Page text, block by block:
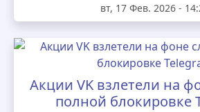
вт, 17 Фев. 2026 -
Акции VK взлетели на
полной блокировке